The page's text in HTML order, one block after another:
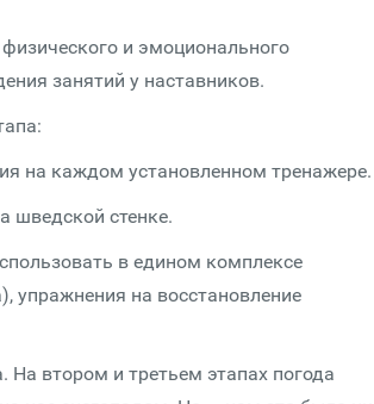
и эмоционального
занятий у наставников.
на каждом установленном тренажере.
шведской стенке.
в едином комплексе
упражнения на восстановление
На втором и третьем этапах погода